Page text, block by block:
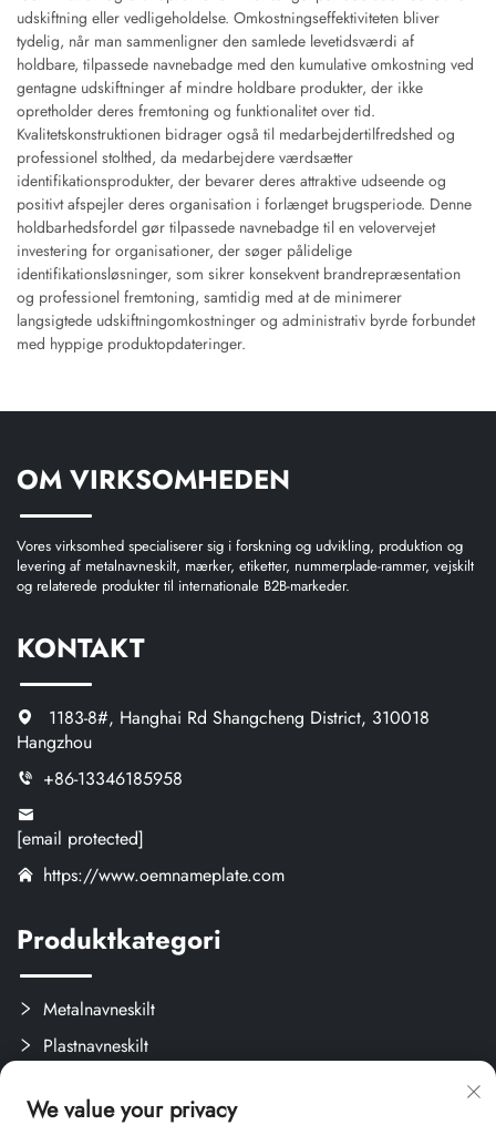
udskiftning eller vedligeholdelse. Omkostningseffektiviteten bliver
tydelig, når man sammenligner den samlede levetidsværdi af
holdbare, tilpassede navnebadge med den kumulative omkostning ved
gentagne udskiftninger af mindre holdbare produkter, der ikke
opretholder deres fremtoning og funktionalitet over tid.
Kvalitetskonstruktionen bidrager også til medarbejdertilfredshed og
professionel stolthed, da medarbejdere værdsætter
identifikationsprodukter, der bevarer deres attraktive udseende og
positivt afspejler deres organisation i forlænget brugsperiode. Denne
holdbarhedsfordel gør tilpassede navnebadge til en velovervejet
investering for organisationer, der søger pålidelige
identifikationsløsninger, som sikrer konsekvent brandrepræsentation
og professionel fremtoning, samtidig med at de minimerer
langsigtede udskiftningomkostninger og administrativ byrde forbundet
med hyppige produktopdateringer.
OM VIRKSOMHEDEN
Vores virksomhed specialiserer sig i forskning og udvikling, produktion og
levering af metalnavneskilt, mærker, etiketter, nummerplade-rammer, vejskilt
og relaterede produkter til internationale B2B-markeder.
KONTAKT
1183-8#, Hanghai Rd Shangcheng District, 310018
Hangzhou
+86-13346185958
[email protected]
https://www.oemnameplate.com
Produktkategori
Metalnavneskilt
Plastnavneskilt
Brugerdefinerede Kreativprodukter
We value your privacy